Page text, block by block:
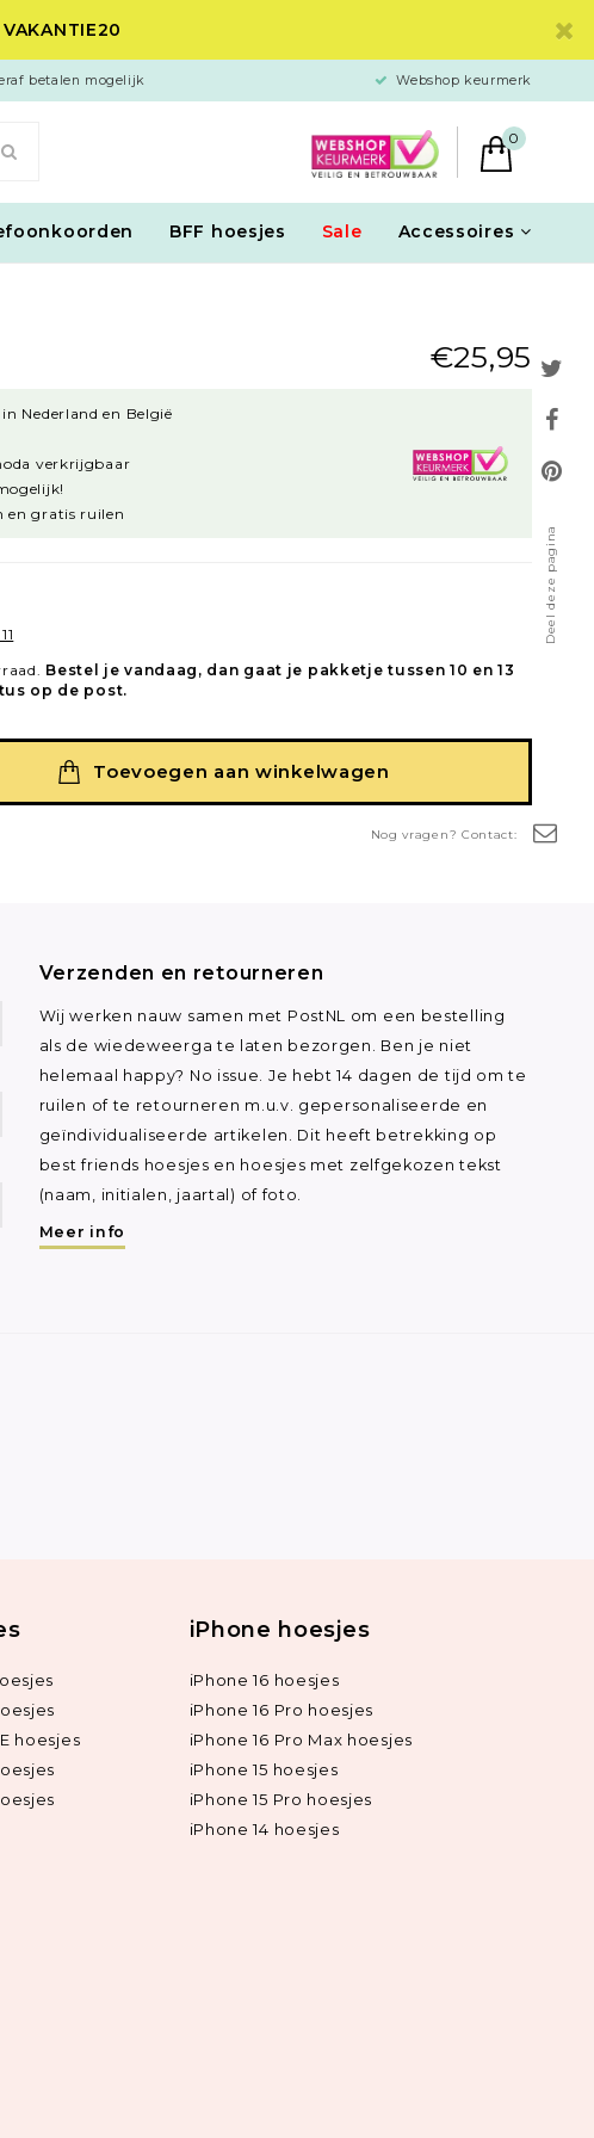
betalen mogelijk Webshop keurmerk
0
BFF hoesjes Sale Accessoires
Deel deze pagina
Nog vragen? Contact:
€25,95
Nederland en België
verkrijgbaar
gratis ruilen
Bestel je vandaag, dan gaat je pakketje tussen 10 en 13
op de post.
Toevoegen aan winkelwagen
Verzenden en retourneren
Wij werken nauw samen met PostNL om een bestelling
als de wiedeweerga te laten bezorgen. Ben je niet
helemaal happy? No issue. Je hebt 14 dagen de tijd om te
ruilen of te retourneren m.u.v. gepersonaliseerde en
geïndividualiseerde artikelen. Dit heeft betrekking op
best friends hoesjes en hoesjes met zelfgekozen tekst
(naam, initialen, jaartal) of foto.
Meer info
hoesjes
iPhone hoesjes
iPhone 16 hoesjes
iPhone 16 Pro hoesjes
iPhone 16 Pro Max hoesjes
iPhone 15 hoesjes
iPhone 15 Pro hoesjes
iPhone 14 hoesjes